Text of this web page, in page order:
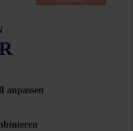
anpassen